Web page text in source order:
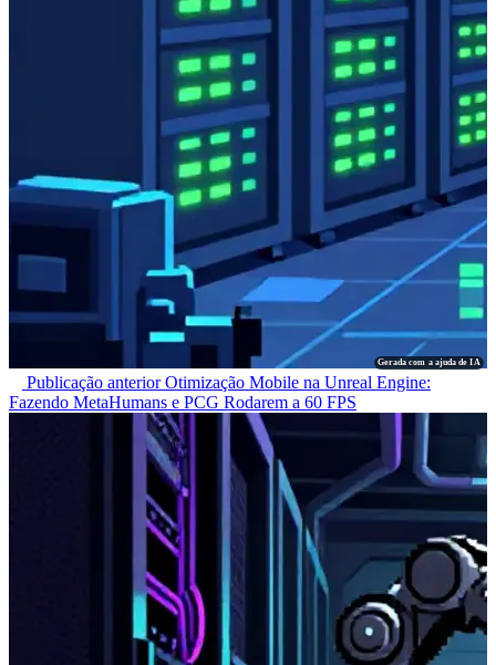
Gerada com a ajuda de IA
Publicação anteriorOtimização Mobile na Unreal Engine:
Fazendo MetaHumans e PCG Rodarem a 60 FPS